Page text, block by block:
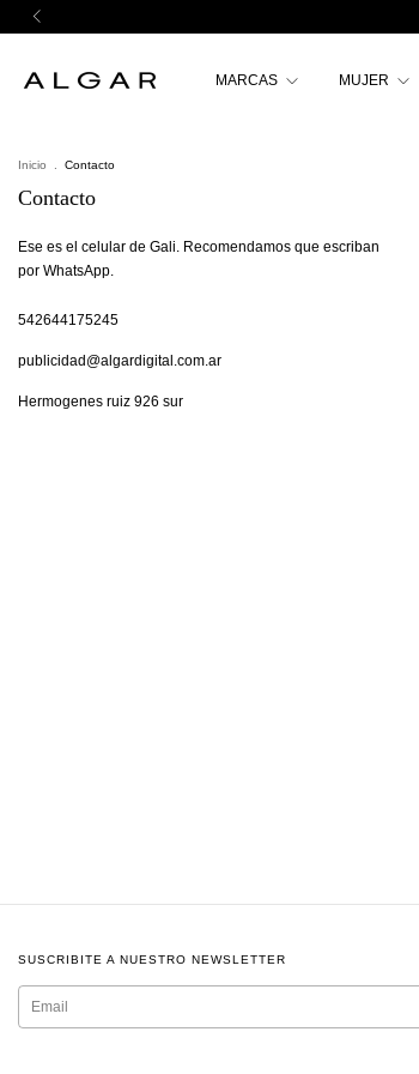
MARCAS MUJER
Inicio Contacto
Contacto
Ese es el celular de Gali. Recomendamos que escriban
por WhatsApp.
542644175245
publicidad@algardigital.com.ar
Hermogenes ruiz 926 sur
SUSCRIBITE A NUESTRO NEWSLETTER